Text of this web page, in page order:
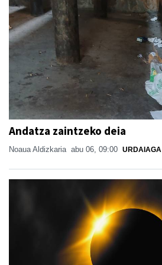
Andatza zaintzeko deia
Noaua Aldizkaria abu 06, 09:00 URDAIAGA